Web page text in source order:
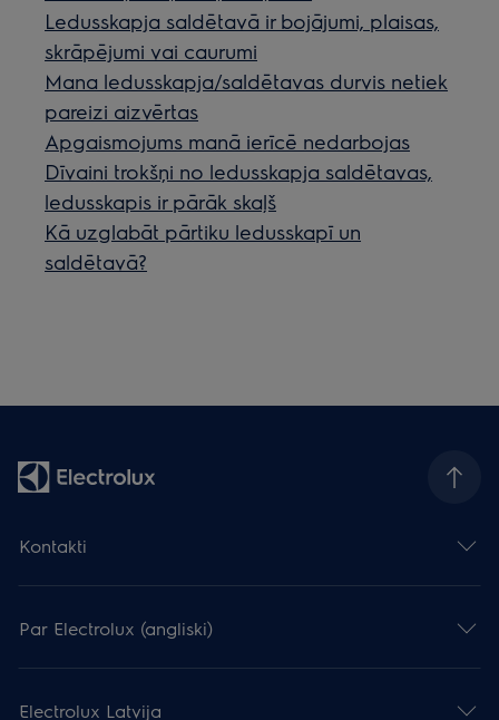
Ledusskapja saldētavā ir bojājumi, plaisas,
skrāpējumi vai caurumi
Mana ledusskapja/saldētavas durvis netiek
pareizi aizvērtas
Apgaismojums manā ierīcē nedarbojas
Dīvaini trokšņi no ledusskapja saldētavas,
ledusskapis ir pārāk skaļš
Kā uzglabāt pārtiku ledusskapī un
saldētavā?
Kontakti
Par Electrolux (angliski)
Electrolux Latvija